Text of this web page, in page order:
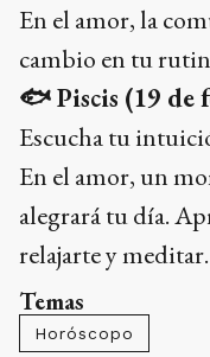
En el amor, la
cambio en tu
🐟Piscis (19 de
Escucha tu
En el amor, un
alegrará tu día.
relajarte y meditar.
Temas
Horóscopo